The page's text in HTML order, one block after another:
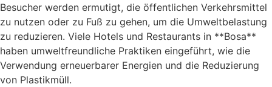
Besucher werden ermutigt, die öffentlichen Verkehrsmittel
zu nutzen oder zu Fuß zu gehen, um die Umweltbelastung
zu reduzieren. Viele Hotels und Restaurants in **Bosa**
haben umweltfreundliche Praktiken eingeführt, wie die
Verwendung erneuerbarer Energien und die Reduzierung
von Plastikmüll.